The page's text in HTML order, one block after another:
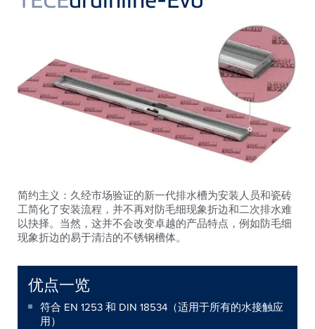
简约主义：久经市场验证的新一代排水槽为安装人员和瓷砖
工简化了安装流程，并不再对防毛细现象折边和二次排水难
以抉择。当然，这并不会改变卓越的产品特点，例如防毛细
现象折边的易于清洁的不锈钢槽体。
优点一览
符合 EN 1253 和 DIN 18534（适用于所有的水接触应
用）